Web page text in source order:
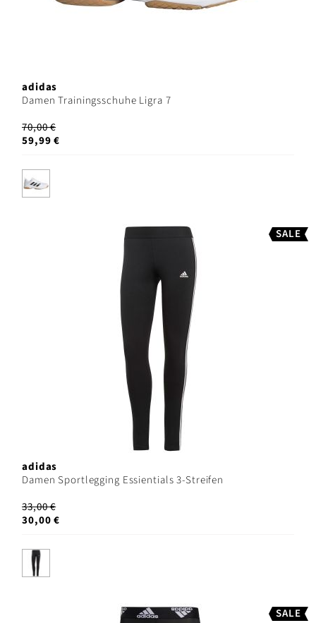
adidas
Damen Trainingsschuhe Ligra 7
70,00 €
59,99 €
SALE
adidas
Damen Sportlegging Essientials 3-Streifen
33,00 €
30,00 €
SALE